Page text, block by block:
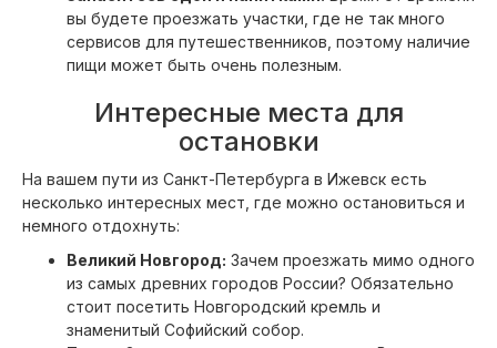
вы будете проезжать участки, где не так много
сервисов для путешественников, поэтому наличие
пищи может быть очень полезным.
Интересные места для
остановки
На вашем пути из Санкт-Петербурга в Ижевск есть
несколько интересных мест, где можно остановиться и
немного отдохнуть:
Великий Новгород: Зачем проезжать мимо одного
из самых древних городов России? Обязательно
стоит посетить Новгородский кремль и
знаменитый Софийский собор.